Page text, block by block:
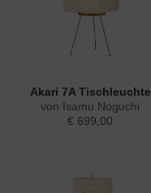
Akari 7A Tischleuchte
von Isamu Noguchi
€ 699,00